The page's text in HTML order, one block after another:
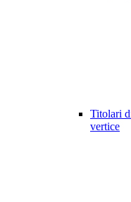
Titolari
vertice